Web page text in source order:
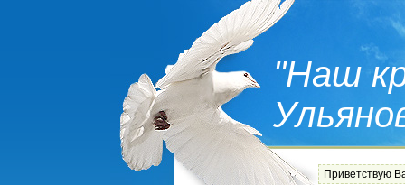
"Наш
Приветствую